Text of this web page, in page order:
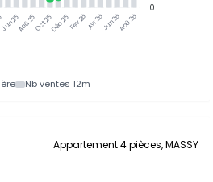
Jun 25Aoû 25Oct 25Déc 25Fév 26Avr 26Jun 26Aoû 26
0
Nb ventes 12m
Appartement 4 pièces, MASSY